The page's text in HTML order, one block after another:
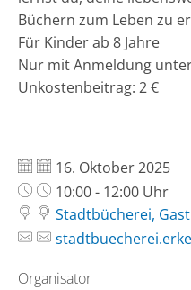
Büchern zum Leben zu
Für Kinder ab 8 Jahre
Nur mit Anmeldung
Unkostenbeitrag: 2 €
Datum:
16. Oktober 2025
Uhrzeit:
10:00 - 12:00 Uhr
Stadtbücherei,
Organisator